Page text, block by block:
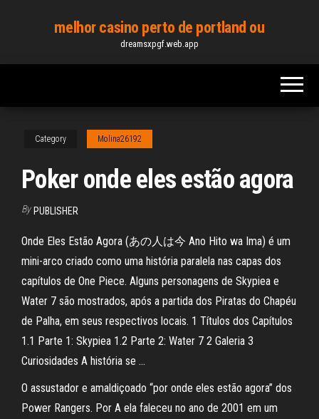
content
melhor casino perto de portland ou
dreamsxpgf.web.app
Category Molina26192
Poker onde eles estão agora
By PUBLISHER
Onde Eles Estão Agora (あの人は今 Ano Hito wa Ima) é um
mini-arco criado como uma história paralela nas capas dos
capítulos de One Piece. Alguns personagens de Skypiea e
Water 7 são mostrados, após a partida dos Piratas do Chapéu
de Palha, em seus respectivos locais. 1 Títulos dos Capítulos
1.1 Parte 1: Skypiea 1.2 Parte 2: Water 7 2 Galeria 3
Curiosidades A história se …
O assustador e amaldiçoado “por onde eles estão agora” dos
Power Rangers. Por A ela faleceu no ano de 2001 em um